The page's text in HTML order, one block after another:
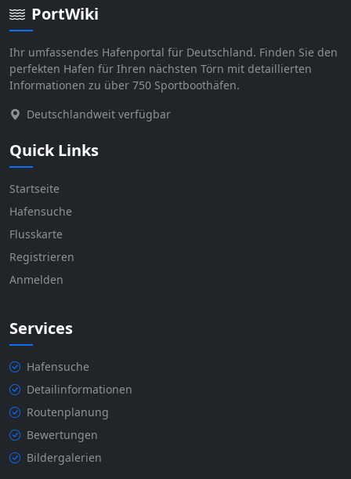
PortWiki
Ihr umfassendes Hafenportal für Deutschland. Finden Sie den
perfekten Hafen für Ihren nächsten Törn mit detaillierten
Informationen zu über 750 Sportboothäfen.
Deutschlandweit verfügbar
Quick Links
Startseite
Hafensuche
Flusskarte
Registrieren
Anmelden
Services
Hafensuche
Detailinformationen
Routenplanung
Bewertungen
Bildergalerien